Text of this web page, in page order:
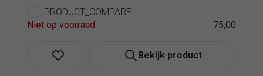
PRODUCT_COMPARE
Niet op voorraad
75,00
Bekijk product